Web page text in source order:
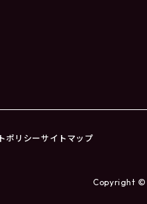
ポリシーサイトマップ
Copyright ©